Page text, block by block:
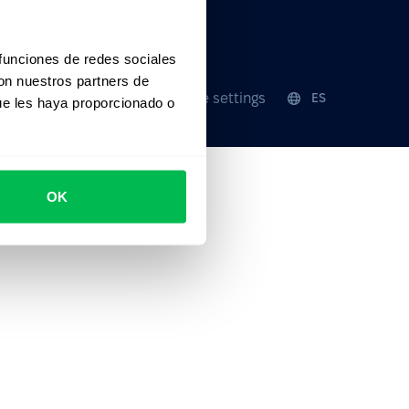
de redes sociales
nuestros partners de
les haya proporcionado o
OK
Seguridad Cookie settings ES